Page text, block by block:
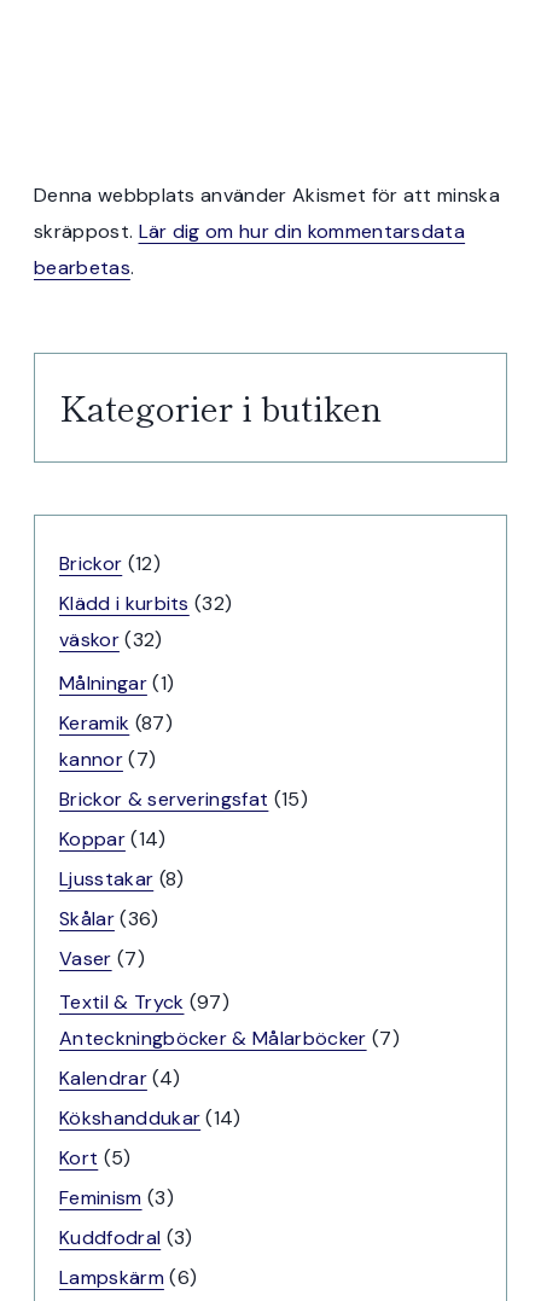
Denna webbplats använder Akismet för att minska
skräppost. Lär dig om hur din kommentarsdata
bearbetas.
Kategorier i butiken
Brickor 1212
produkter
Klädd i kurbits 3232
väskor 3232
produkter
Målningar 11
produkt
Keramik 8787
kannor 77
produkter
Brickor & serveringsfat 1515
Koppar 1414
produkter
Ljusstakar 88
Skålar 3636
Vaser 77
produkter
Textil & Tryck 9797
produkter
Anteckningböcker & Målarböcker 77
Kalendrar 44
produkter
Kökshanddukar 1414
Kort 55
produkter
Feminism 33
produkter
Kuddfodral 33
produkter
Lampskärm 66